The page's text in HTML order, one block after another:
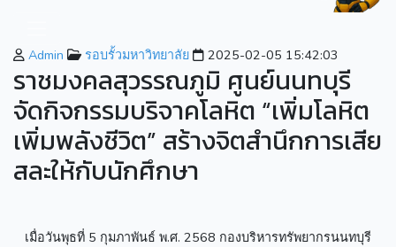
Admin รอบรั้วมหาวิทยาลัย 2025-02-05 15:42:03
ราชมงคลสุวรรณภูมิ ศูนย์นนทบุรี
จัดกิจกรรมบริจาคโลหิต “เพิ่มโลหิต
เพิ่มพลังชีวิต” สร้างจิตสำนึกการเสีย
สละให้กับนักศึกษา
เมื่อวันพุธที่ 5 กุมภาพันธ์ พ.ศ. 2568 กองบริหารทรัพยากรนนทบุรี